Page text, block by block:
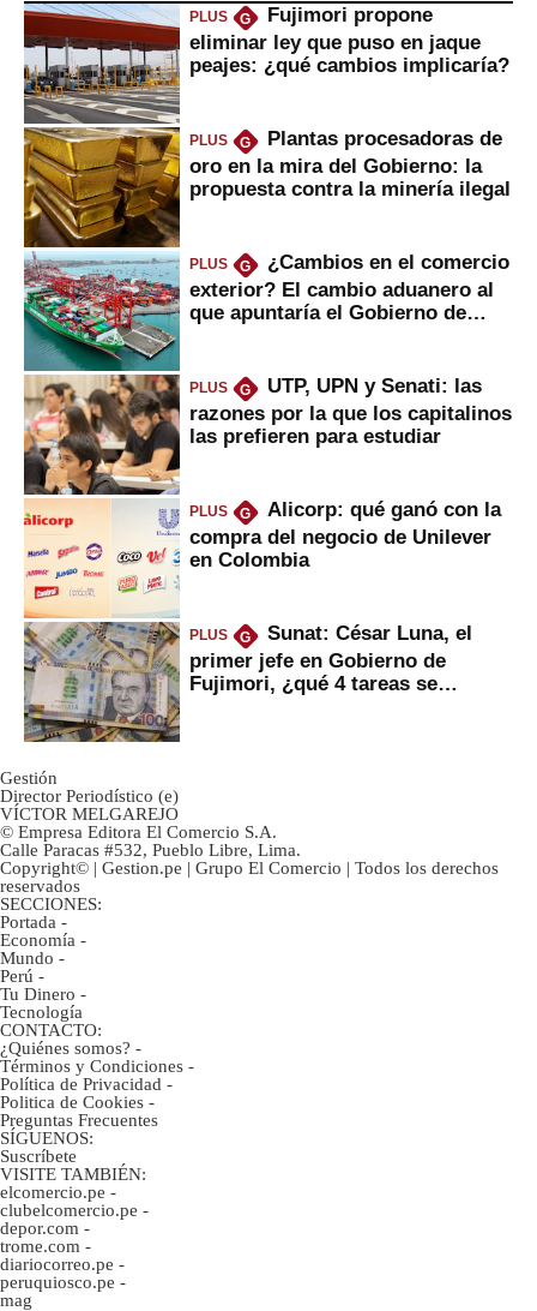
PLUS G
Fujimori propone
eliminar ley que puso en jaque
peajes: ¿qué cambios implicaría?
PLUS G
Plantas procesadoras de
oro en la mira del Gobierno: la
propuesta contra la minería ilegal
PLUS G
¿Cambios en el comercio
exterior? El cambio aduanero al
que apuntaría el Gobierno de
PLUS G
UTP, UPN y Senati: las
razones por la que los capitalinos
las prefieren para estudiar
PLUS G
Alicorp: qué ganó con la
compra del negocio de Unilever
en Colombia
PLUS G
Sunat: César Luna, el
primer jefe en Gobierno de
Fujimori, ¿qué 4 tareas se
Gestión
Director Periodístico (e)
VÍCTOR MELGAREJO
© Empresa Editora El Comercio S.A.
Calle Paracas #532, Pueblo Libre, Lima.
Copyright© | Gestion.pe | Grupo El Comercio | Todos los derechos
reservados
SECCIONES:
Portada -
Economía -
Mundo -
Perú -
Tu Dinero -
Tecnología
CONTACTO:
¿Quiénes somos? -
Términos y Condiciones -
Política de Privacidad -
Politica de Cookies -
Preguntas Frecuentes
SÍGUENOS:
Suscríbete
VISITE TAMBIÉN:
elcomercio.pe -
clubelcomercio.pe -
depor.com -
trome.com -
diariocorreo.pe -
peruquiosco.pe -
mag